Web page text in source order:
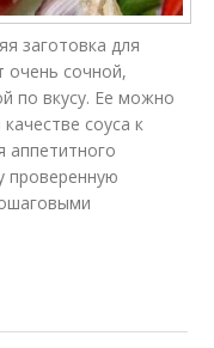
заготовка для
очень сочной,
по вкусу. Ее можно
соуса к
аппетитного
проверенную